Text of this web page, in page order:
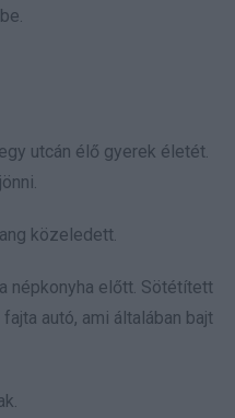
utcán élő gyerek életét.
közeledett.
népkonyha előtt. Sötétített
autó, ami általában bajt